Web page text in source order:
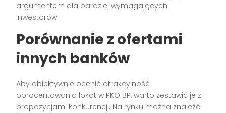
argumentem dla bardziej wymagających
inwestorów.
Porównanie z ofertami
innych banków
Aby obiektywnie ocenić atrakcyjność
oprocentowania lokat w PKO BP, warto zestawić je z
propozycjami konkurencji. Na rynku można znaleźć